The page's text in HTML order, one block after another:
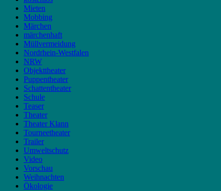
Mieten
Mobbing
Märchen
märchenhaft
Müllvermeidung
Nordrhein-Westfalen
NRW
Objekttheater
Puppentheater
Schattentheater
Schule
Teaser
Theater
Theater Klann
Tourneetheater
Trailer
Umweltschutz
Video
Vorschau
Weihnachten
Ökologie